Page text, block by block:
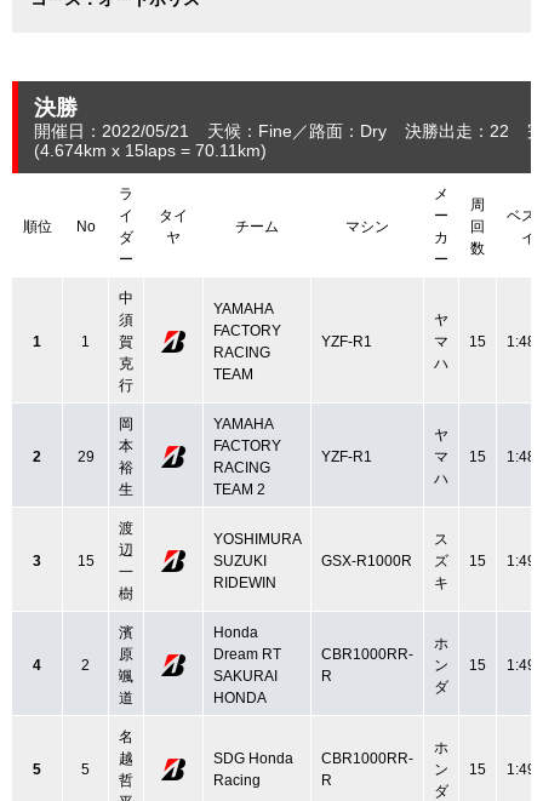
決勝
開催日：2022/05/21 天候：Fine 路面：Dry 決勝出走：22
(4.674km x 15laps = 70.11 km)
順位 No
ラ
イ
ダ
ー
タイ
ヤ
チーム マシン
メ
ー
カ
ー
周
回
数
ベス
イ
1 1
中
須
賀
克
行
YAMAHA
FACTORY
RACING
TEAM
YZF-R1
ヤ
マ
ハ
15
2 29
岡
本
裕
生
YAMAHA
FACTORY
RACING
TEAM 2
YZF-R1
ヤ
マ
ハ
15
3 15
渡
辺
一
樹
YOSHIMURA
SUZUKI
RIDEWIN
GSX-R1000R
ス
ズ
キ
15
4 2
濱
原
颯
道
Honda
Dream RT
SAKURAI
HONDA
CBR1000RR-
R
ホ
ン
ダ
15
5 5
名
越
哲
SDG Honda
Racing
CBR1000RR-
R
ホ
ン
ダ
15